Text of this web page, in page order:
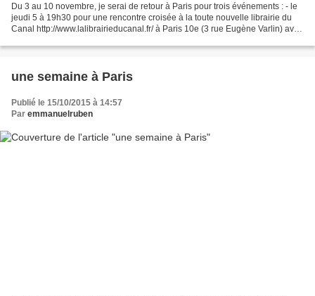
Du 3 au 10 novembre, je serai de retour à Paris pour trois événements : - le
jeudi 5 à 19h30 pour une rencontre croisée à la toute nouvelle librairie du
Canal http://www.lalibrairieducanal.fr/ à Paris 10e (3 rue Eugène Varlin) avec
une semaine à Paris
Publié le 15/10/2015 à 14:57
Par emmanuelruben